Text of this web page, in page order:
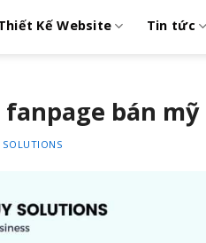
Kế Website Tin tức
bán